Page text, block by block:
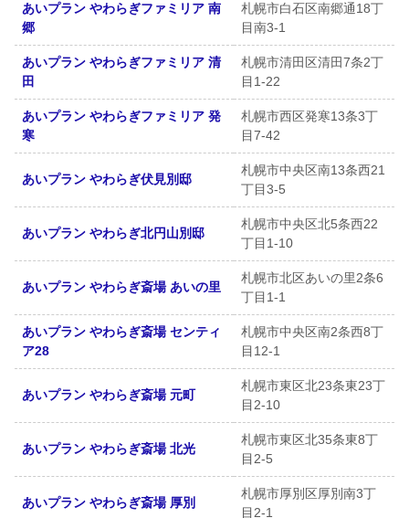
あいプラン やわらぎファミリア 南
郷
札幌市白石区南郷通18丁
目南3-1
あいプラン やわらぎファミリア 清
田
札幌市清田区清田7条2丁
目1-22
あいプラン やわらぎファミリア 発
寒
札幌市西区発寒13条3丁
目7-42
あいプラン やわらぎ伏見別邸
札幌市中央区南13条西21
丁目3-5
あいプラン やわらぎ北円山別邸
札幌市中央区北5条西22
丁目1-10
あいプラン やわらぎ斎場 あいの里
札幌市北区あいの里2条6
丁目1-1
あいプラン やわらぎ斎場 センティ
ア28
札幌市中央区南2条西8丁
目12-1
あいプラン やわらぎ斎場 元町
札幌市東区北23条東23丁
目2-10
あいプラン やわらぎ斎場 北光
札幌市東区北35条東8丁
目2-5
あいプラン やわらぎ斎場 厚別
札幌市厚別区厚別南3丁
目2-1